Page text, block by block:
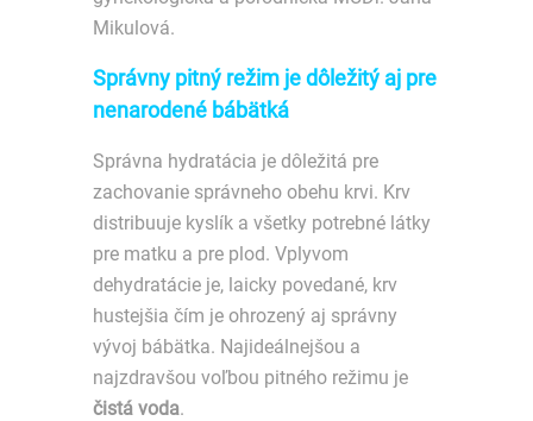
Mikulová.
Správny pitný režim je dôležitý aj pre
nenarodené bábätká
Správna hydratácia je dôležitá pre
zachovanie správneho obehu krvi. Krv
distribuuje kyslík a všetky potrebné látky
pre matku a pre plod. Vplyvom
dehydratácie je, laicky povedané, krv
hustejšia čím je ohrozený aj správny
vývoj bábätka. Najideálnejšou a
najzdravšou voľbou pitného režimu je
čistá voda.